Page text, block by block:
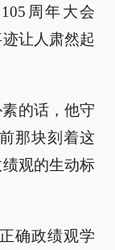
周年大会
迹让人肃然起
的话，他守
那块刻着这
观的生动标
确政绩观学